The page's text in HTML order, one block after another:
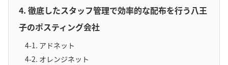
4. 徹底したスタッフ管理で効率的な配布を行う八王
子のポスティング会社
4-1. アドネット
4-2. オレンジネット